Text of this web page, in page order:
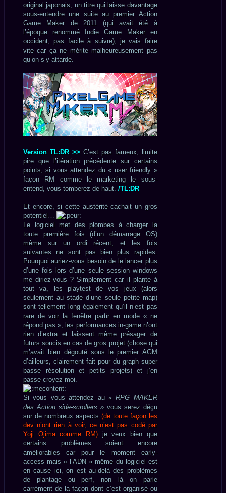
original japonais, un titre qui laisse davantage
sous-entendre une suite au premier Action
Game Maker de 2011 (qui avait été à
l’époque renommé Indie Game Maker en
occident, pas facile à suivre), je vais faire
vite car ça ne mérite malheureusement pas
qu’on s’y attarde.
Version TL:DR >> C’est pas fameux, limite
pire que l’itération précédente sur certains
points, si vous attendez du « user friendly »
façon RM comme le marketing le sous-
entend, vous tomberez de haut. /TL:DR
Et encore, si cette austérité cachait un gros
potentiel…
Le logiciel met des plombes à charger la
toute première fois (d’un démarrage OS)
même sur un ordi récent, et les fois
suivantes ne sont pas bien plus rapides.
Pourquoi auriez-vous besoin de le lancer plus
d’une fois lors d’une seule session windows
me diriez-vous ? Simplement car il plante à
tout va, les playtest de vos jeux (alors
seulement au stade d’une seule petite map)
sont tellement long également qu’il n’est pas
rare de voir la fenêtre partir en mode « ne
répond pas », les performances in-game n’ont
rien d’extra et laissent même présager de
futurs soucis en cas de gros projet (chose qui
m’avait bien dégouté sous le premier AGM
d’ailleurs, clairement fait pour du graph super
basse résolution et petits projets) et j’en
passe croyez-moi.
Si vous vous attendez au « RPG MAKER
des Action side-scrollers »vous serez déçu
sur de nombreux aspects (de toute façon les
dev n’ont rien à voir, ce n’est pas codé par
Yoji Ojima comme RM) je veux bien que
certains problèmes soient encore
améliorables car pour le moment early-
access mais « l’ADN » même du logiciel est
en cause ici, on est au-delà des problèmes
de plantage ou perf, non là on parle
carrément de la façon dont c’est organisé ou